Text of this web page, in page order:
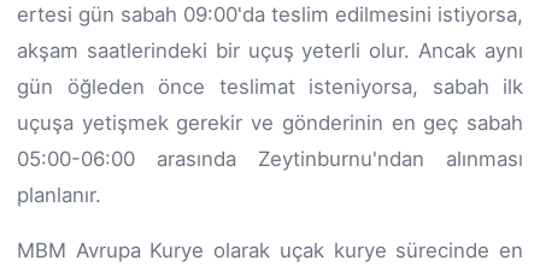
ertesi gün sabah 09:00'da teslim edilmesini istiyorsa,
akşam saatlerindeki bir uçuş yeterli olur. Ancak aynı
gün öğleden önce teslimat isteniyorsa, sabah ilk
uçuşa yetişmek gerekir ve gönderinin en geç sabah
05:00-06:00 arasında Zeytinburnu'ndan alınması
planlanır.
MBM Avrupa Kurye olarak uçak kurye sürecinde en